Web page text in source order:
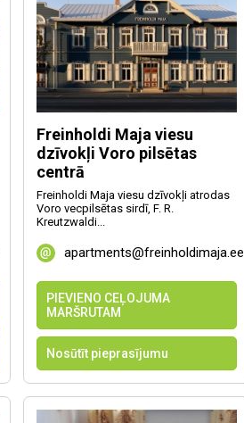
Freinholdi Maja viesu
dzīvokļi Voro pilsētas
centrā
Freinholdi Maja viesu dzīvokļi atrodas
Voro vecpilsētas sirdī, F. R.
Kreutzwaldi...
apartments@freinholdimaja.ee
PIEVIENO CEĻOJUMA
MARŠRUTAM
Nosūtīt pieprasījumu